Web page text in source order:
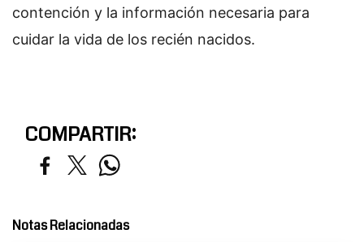
contención y la información necesaria para
cuidar la vida de los recién nacidos.
COMPARTIR:
Notas Relacionadas